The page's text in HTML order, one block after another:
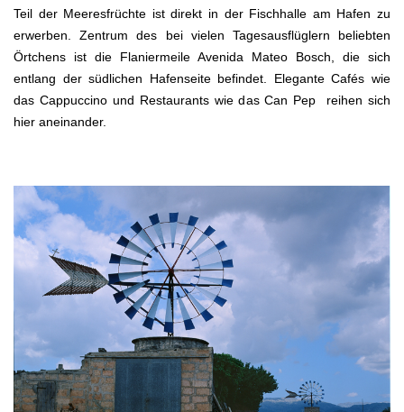
Teil der Meeresfrüchte ist direkt in der Fischhalle am Hafen zu
erwerben. Zentrum des bei vielen Tagesausflüglern beliebten
Örtchens ist die Flaniermeile Avenida Mateo Bosch, die sich
entlang der südlichen Hafenseite befindet. Elegante Cafés wie
das Cappuccino und Restaurants wie das Can Pep reihen sich
hier aneinander.